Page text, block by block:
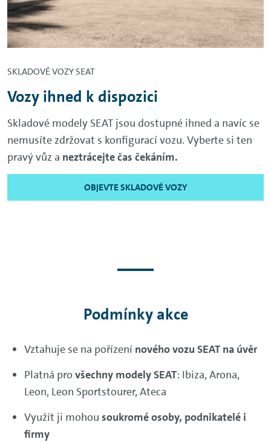
SKLADOVÉ VOZY SEAT
Vozy ihned k dispozici
Skladové modely SEAT jsou dostupné ihned a navíc se
nemusíte zdržovat s konfigurací vozu. Vyberte si ten
pravý vůz a neztrácejte čas čekáním.
OBJEVTE SKLADOVÉ VOZY
Podmínky akce
Vztahuje se na pořízení nového vozu SEAT na úvěr
Platná pro všechny modely SEAT: Ibiza, Arona,
Leon, Leon Sportstourer, Ateca
Využít ji mohou soukromé osoby, podnikatelé i
firmy